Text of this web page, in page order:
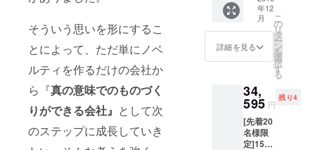
そういう思いを形にするこ
とによって、ただ単にノベ
ルティを作るだけの会社か
ら『真の意味でのものづく
りができる会社』 として次
のステップに成長していき
運営を
続けて
いくた
め、新
しい製
品を 世
出すた
めのご
支援を
してい
ただけ
ると大
年12
月
詳細を見る
こ
の
リ
タ
ー
ン
を
選
択
す
る
34,
595 円
残り4
[先着20
名様限
定]15%